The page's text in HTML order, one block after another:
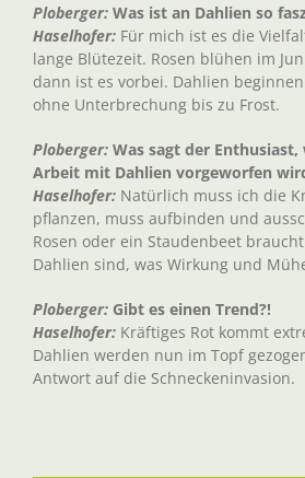
Ploberger: Was ist an Dahlien so
Haselhofer: Für mich ist es die
lange Blütezeit. Rosen blühen im
dann ist es vorbei. Dahlien
ohne Unterbrechung bis zu Frost.
Ploberger: Was sagt der
Arbeit mit Dahlien vorgeworfen
Haselhofer: Natürlich muss ich die
pflanzen, muss aufbinden und
Rosen oder ein Staudenbeet
Dahlien sind, was Wirkung und
Ploberger: Gibt es einen Trend?!
Haselhofer: Kräftiges Rot kommt
Dahlien werden nun im Topf
Antwort auf die Schneckeninvasion.